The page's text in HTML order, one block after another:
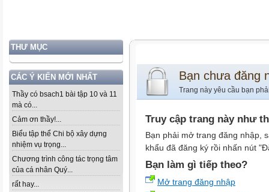
THƯ MỤC
CÁC Ý KIẾN MỚI NHẤT
Thầy có bsach1 bài tập 10 và 11
mà có...
Cảm ơn thầy!...
Biểu tập thể Chi bộ xây dựng
nhiệm vụ trọng...
Chương trình công tác trọng tâm
của cá nhân Quý...
rất hay...
Bạn chưa đăng
Trang này yêu cầu bạn
Truy cập trang này như
Bạn phải mở trang đăng nhập,
khẩu đã đăng ký rồi nhấn nút
Bạn làm gì tiếp theo?
Mở trang đăng nhập